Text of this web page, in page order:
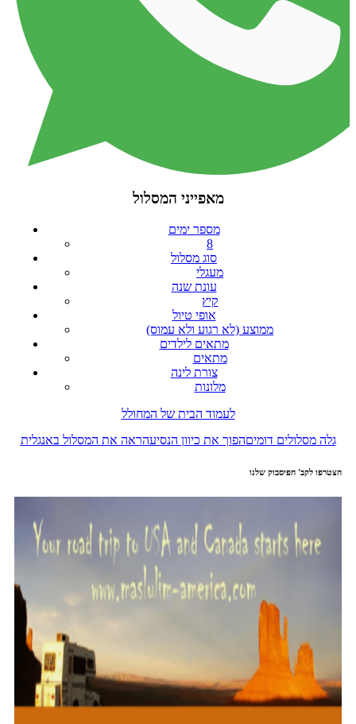
מאפייני המסלול
מספר ימים
8
סוג מסלול
מעגלי
עונת שנה
קיץ
אופי טיול
ממוצע (לא רגוע ולא עמוס)
מתאים לילדים
מתאים
צורת לינה
מלונות
לעמוד הבית של המחולל
גלה מסלולים דומיםהפוך את כיוון הנסיעהראה את המסלול באנגלית
הצטרפו לקב' הפיסבוק שלנו